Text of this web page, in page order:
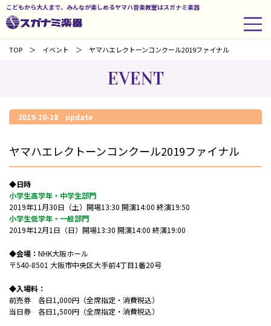
こどもから大人まで、みんなが楽しめるヤマハ音楽教室はスガナミ楽器
TOP イベント ヤマハエレクトーンコンクール2019ファイナル
EVENT
2019-10-18 update
ヤマハエレクトーンコンクール2019ファイナル
◆日時
小学生高学年・中学生部門
2019年11月30日（土）開場13:30 開演14:00 終演19:50
小学生低学年・一般部門
2019年12月1日（日）開場13:30 開演14:00 終演19:00
◆会場： NHK大阪ホール
〒540-8501 大阪市中央区大手前4丁目1番20号
◆入場料：
前売券 各日1,000円（全席指定・消費税込）
当日券 各日1,500円（全席指定・消費税込）